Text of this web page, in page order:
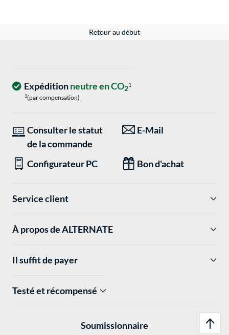
Retour au début
Expéditionneutre en CO21
1(par compensation)
Consulter le statut
de la commande
E-Mail
Configurateur PC Bon d'achat
Service client
À propos de ALTERNATE
Il suffit de payer
Testé et récompensé
Soumissionnaire